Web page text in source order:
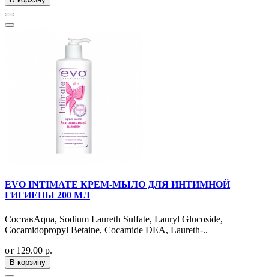
EVO INTIMATE КРЕМ-МЫЛО ДЛЯ ИНТИМНОЙ
ГИГИЕНЫ 200 МЛ
СоставAqua, Sodium Laureth Sulfate, Lauryl Glucoside,
Cocamidopropyl Betaine, Cocamide DEA, Laureth-..
от 129.00 р.
В корзину